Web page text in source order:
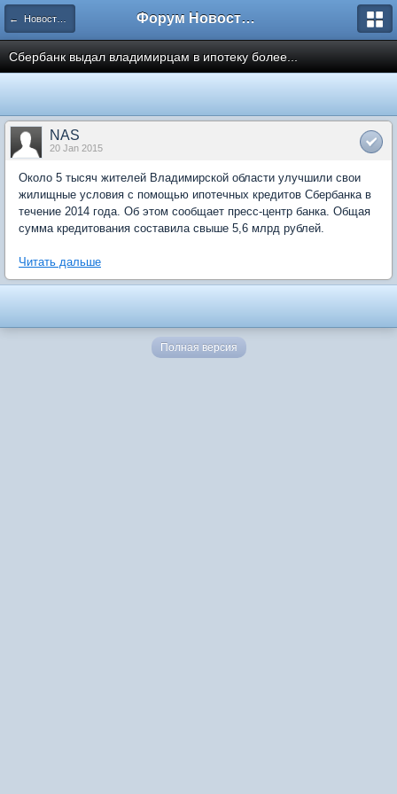
← Новости рынка недвижимости Форум Новостройки
Сбербанк выдал владимирцам в ипотеку более...
NAS
20 Jan 2015
Около 5 тысяч жителей Владимирской области улучшили свои
жилищные условия с помощью ипотечных кредитов Сбербанка в
течение 2014 года. Об этом сообщает пресс-центр банка. Общая
сумма кредитования составила свыше 5,6 млрд рублей.
Читать дальше
Полная версия